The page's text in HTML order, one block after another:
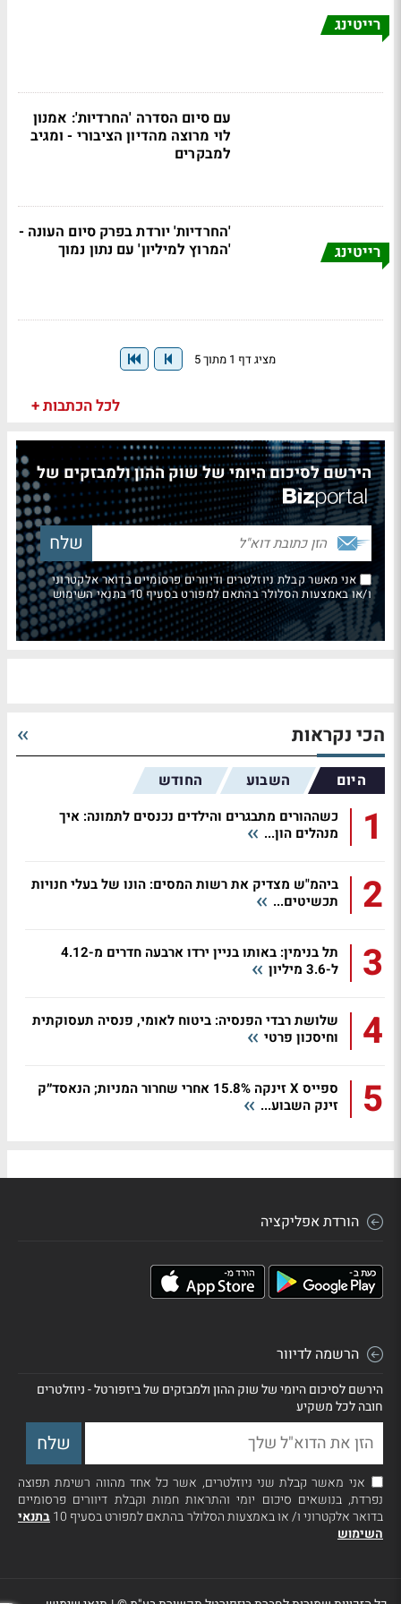
רייטינג
עם סיום הסדרה 'החרדיות': אמנון
לוי מרוצה מהדיון הציבורי - ומגיב
למבקרים
רייטינג
'החרדיות' יורדת בפרק סיום העונה -
'המרוץ למיליון' עם נתון נמוך
מציג דף 1 מתוך 5
לכל הכתבות +
הירשם לסיכום היומי של שוק ההון ולמבזקים של
אני מאשר קבלת ניוזלטרים ודיוורים פרסומיים בדואר אלקטרוני
ו/או באמצעות הסלולר בהתאם למפורט בסעיף 10 בתנאי השימוש
הכי נקראות
היום השבוע החודש
1
כשההורים מתבגרים והילדים נכנסים לתמונה: איך
מנהלים הון...
2
ביהמ"ש מצדיק את רשות המסים: הונו של בעלי חנויות
תכשיטים...
3
תל בנימין: באותו בניין ירדו ארבעה חדרים מ-4.12
ל-3.6 מיליון
4
שלושת רבדי הפנסיה: ביטוח לאומי, פנסיה תעסוקתית
וחיסכון פרטי
5
ספייס X זינקה 15.8% אחרי שחרור המניות; הנאסד״ק
זינק השבוע...
הורדת אפליקציה
הרשמה לדיוור
הירשם לסיכום היומי של שוק ההון ולמבזקים של ביזפורטל - ניוזלטרים
חובה לכל משקיע
אני מאשר קבלת שני ניוזלטרים, אשר כל אחד מהווה רשימת תפוצה
נפרדת, בנושאים סיכום יומי והתראות חמות וקבלת דיוורים פרסומיים
בדואר אלקטרוני ו/ או באמצעות הסלולר בהתאם למפורט בסעיף 10
בתנאי
השימוש